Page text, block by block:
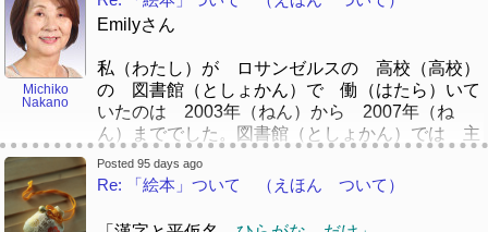
でも、将来（しょうらい）、日本（にほん）で留
職（しゅうしょく）もしてみたいです。昔（むか
し）からの夢（ゆめ）なので、今（いま）は全力
（ぜんりょく）でお金（かね）を貯（た）めてい
ますwww。
[quote]すごいすごい！おめでとうございました！
感心していますよね！！
た。
すごいすごい！おめでとうございました！感心し
ていますよね！！
すごいすごい！おめでとうございました！かんし
んしていますよね！！
Michiko
Nakano
Emilyさん
私（わたし）が ロサンゼルスの 高校（高校）
の 図書館（としょかん）で 働（はたら）いて
いたのは 2003年（ねん）から 2007年（ね
ん）まででした。図書館（としょかん）では 主
（おも）に Accelerated Readerの 仕事（しご
と）を していました。それから ミシシッピ
に 引（ひ）っ越（こ）して、その後（あと）
ミネソタに 住（す）みました。カリフォルニア
Posted 95 days ago
Re: 「絵本」ついて （えほん ついて）